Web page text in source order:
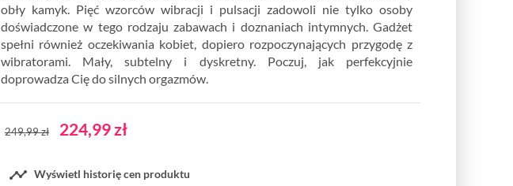
obły kamyk. Pięć wzorców wibracji i pulsacji zadowoli nie tylko osoby
doświadczone w tego rodzaju zabawach i doznaniach intymnych. Gadżet
spełni również oczekiwania kobiet, dopiero rozpoczynających przygodę z
wibratorami. Mały, subtelny i dyskretny. Poczuj, jak perfekcyjnie
doprowadza Cię do silnych orgazmów.
249,99 zł 224,99 zł
 Wyświetl historię cen produktu